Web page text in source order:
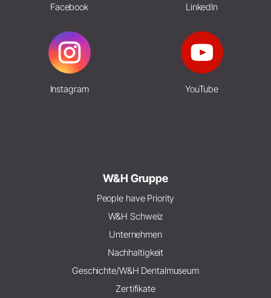
Facebook LinkedIn
Instagram YouTube
W&H Gruppe
People have Priority
W&H Schweiz
Unternehmen
Nachhaltigkeit
Geschichte/W&H Dentalmuseum
Zertifikate